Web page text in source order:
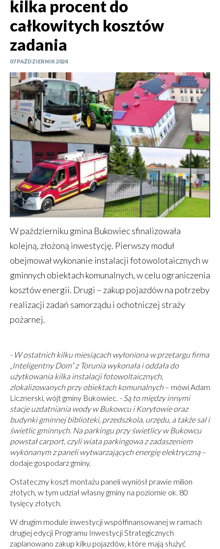
kilka procent do
całkowitych kosztów
zadania
07 PAŹDZIERNIK 2024
W październiku gmina Bukowiec sfinalizowała
kolejną, złożoną inwestycję. Pierwszy moduł
obejmował wykonanie instalacji fotowolotaicznych w
gminnych obiektach komunalnych, w celu ograniczenia
kosztów energii. Drugi – zakup pojazdów na potrzeby
realizacji zadań samorządu i ochotniczej straży
pożarnej.
- W ostatnich kilku miesiącach wyłoniona w przetargu firma
„Inteligentny Dom” z Torunia wykonała i oddała do
użytkowania kilka instalacji fotowoltaicznych,
zlokalizowanych przy obiektach komunalnych – mówi Adam
Licznerski, wójt gminy Bukowiec. - Są to między innymi
stacje uzdatniania wody w Bukowcu i Korytowie oraz
budynki gminnej biblioteki, przedszkola, urzędu, a także sal i
świetlic gminnych. Na parkingu przy świetlicy w Bukowcu
powstał carport, czyli wiata parkingowa z zadaszeniem
wykonanym z paneli wytwarzających energię elektryczną –
dodaje gospodarz gminy.
Ostateczny koszt montażu paneli wyniósł prawie milion
złotych, w tym udział własny gminy na poziomie ok. 80
tysięcy złotych.
W drugim module inwestycji współfinansowanej w ramach
drugiej edycji Programu Inwestycji Strategicznych
zaplanowano zakup kilku pojazdów, które mają służyć